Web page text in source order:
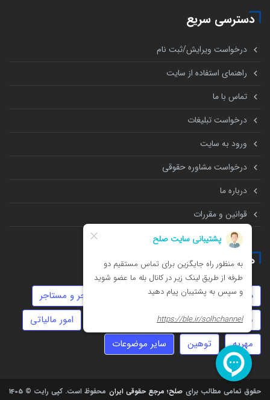
دسترسی سریع
درخواست ویرایش/ثبت نام
راهنمای استفاده از سایت
تماس با ما
درخواست تبلیغات
ورود به سایت
درخواست مشاوره حقوقی
درباره ما
قوانین و مقررات
همه چیز درباره
دیه طلاق حضانت
موجر و مستاجر
مهاجرت
سرقت نفقه
امور مالیاتی
مهریه
توهین سایر موضوعات
حقوق تمامی مطالب برای صلح؛ مرجع حقوقی ایران محفوظ است. کپی رایت © 1405